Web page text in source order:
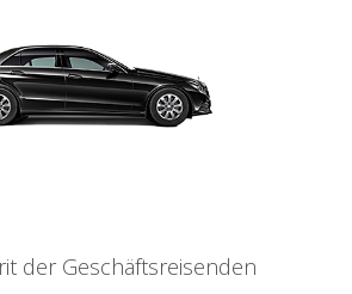
der Geschäftsreisenden